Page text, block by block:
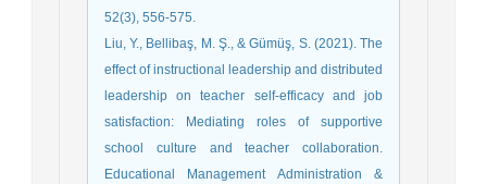
52(3), 556-575.
Liu, Y., Bellibaş, M. Ş., & Gümüş, S. (2021). The
effect of instructional leadership and distributed
leadership on teacher self-efficacy and job
satisfaction: Mediating roles of supportive
school culture and teacher collaboration.
Educational Management Administration &